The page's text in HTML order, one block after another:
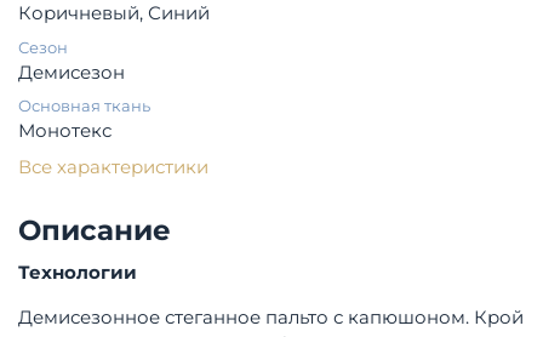
Коричневый, Синий
Сезон
Демисезон
Основная ткань
Монотекс
Все характеристики
Описание
Технологии
Демисезонное стеганное пальто с капюшоном. Крой